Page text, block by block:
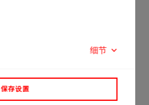
细节
保存设置